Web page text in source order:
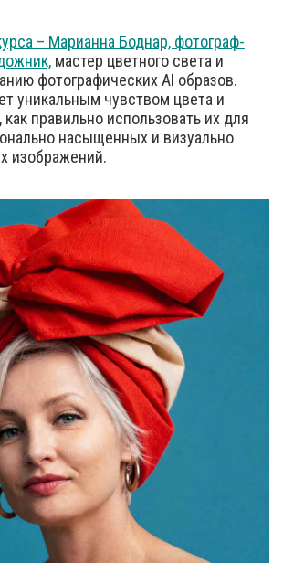
– Марианна Боднар, фотограф-
мастер цветного света и
фотографических AI образов.
уникальным чувством цвета и
как правильно использовать их для
насыщенных и визуально
изображений.